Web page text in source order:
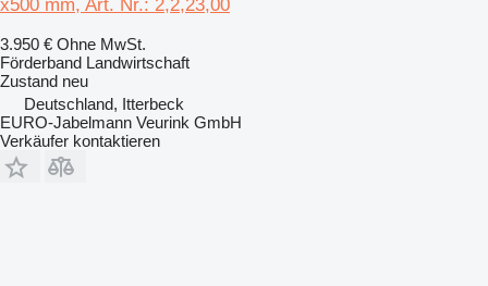
x500 mm, Art. Nr.: 2,2,23,00
3.950 € Ohne MwSt.
Förderband Landwirtschaft
Zustand neu
Deutschland, Itterbeck
EURO-Jabelmann Veurink GmbH
Verkäufer kontaktieren